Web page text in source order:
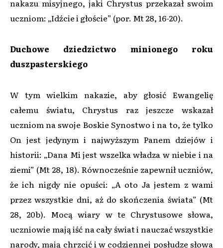
nakazu misyjnego, jaki Chrystus przekazał swoim
uczniom: „Idźcie i głoście” (por. Mt 28, 16-20).
Duchowe dziedzictwo minionego roku
duszpasterskiego
W tym wielkim nakazie, aby głosić Ewangelię
całemu światu, Chrystus raz jeszcze wskazał
uczniom na swoje Boskie Synostwo i na to, że tylko
On jest jedynym i najwyższym Panem dziejów i
historii: „Dana Mi jest wszelka władza w niebie i na
ziemi” (Mt 28, 18). Równocześnie zapewnił uczniów,
że ich nigdy nie opuści: „A oto Ja jestem z wami
przez wszystkie dni, aż do skończenia świata” (Mt
28, 20b). Mocą wiary w te Chrystusowe słowa,
uczniowie mają iść na cały świat i nauczać wszystkie
narody, mają chrzcić i w codziennej posłudze słowa